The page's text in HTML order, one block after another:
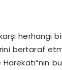
herhangi
bertaraf